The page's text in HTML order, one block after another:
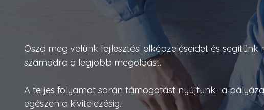
Oszd meg velünk fejlesztési elképzeléseidet és segítünk
számodra a legjobb megoldást.
A teljes folyamat során támogatást nyújtunk- a
egészen a kivitelezésig.